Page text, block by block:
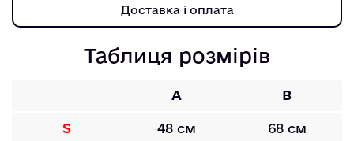
Доставка і оплата
Таблиця розмірів
A B
S 48 см 68 см